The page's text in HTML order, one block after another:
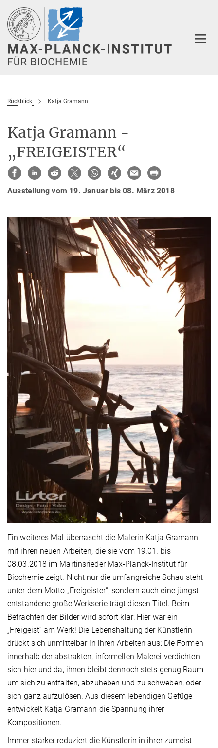
Hauptinhalt
Rückblick Katja Gramann
Katja Gramann -
„FREIGEISTER“
Ausstellung vom 19. Januar bis 08. März 2018
Ein weiteres Mal überrascht die Malerin Katja Gramann
mit ihren neuen Arbeiten, die sie vom 19.01. bis
08.03.2018 im Martinsrieder Max-Planck-Institut für
Biochemie zeigt. Nicht nur die umfangreiche Schau steht
unter dem Motto „Freigeister“, sondern auch eine jüngst
entstandene große Werkserie trägt diesen Titel. Beim
Betrachten der Bilder wird sofort klar: Hier war ein
„Freigeist“ am Werk! Die Lebenshaltung der Künstlerin
drückt sich unmittelbar in ihren Arbeiten aus: Die Formen
innerhalb der abstrakten, informellen Malerei verdichten
sich hier und da, ihnen bleibt dennoch stets genug Raum
um sich zu entfalten, abzuheben und zu schweben, oder
sich ganz aufzulösen. Aus diesem lebendigen Gefüge
entwickelt Katja Gramann die Spannung ihrer
Kompositionen.
Immer stärker reduziert die Künstlerin in ihrer zumeist